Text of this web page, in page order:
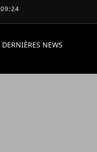
sinon vous ne
09:24
DERNIÈRES NEWS